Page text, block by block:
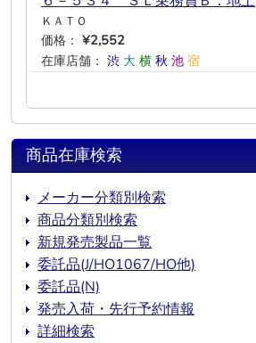
ＫＡＴＯ
価格： ¥2,552
在庫店舗： 渋 大 横 秋 池 宿
商品在庫検索
メーカー分類別検索
商品分類別検索
新規発売製品一覧
委託品(J/HO1067/HO他)
委託品(N)
発売入荷・先行予約情報
詳細検索